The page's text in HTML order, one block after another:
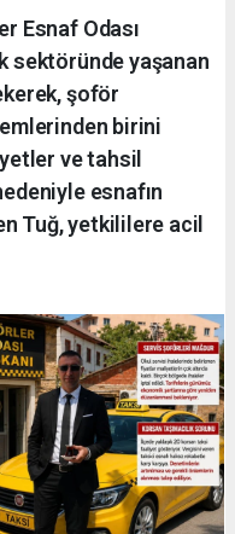
Esnaf Odası
sektöründe yaşanan
şoför
birini
ve tahsil
esnafın
Tuğ, yetkililere acil